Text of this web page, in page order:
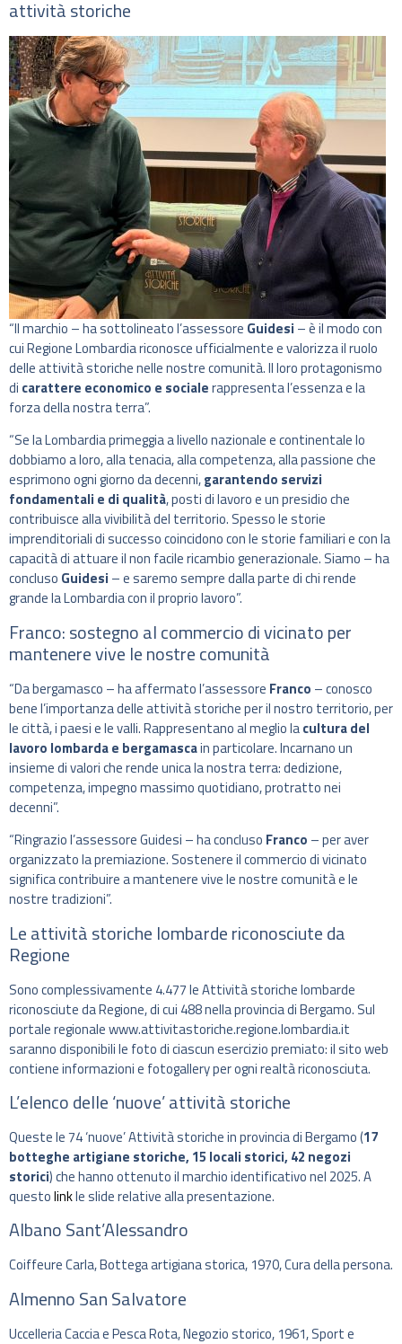
attività storiche
“Il marchio – ha sottolineato l’assessore Guidesi – è il modo con
cui Regione Lombardia riconosce ufficialmente e valorizza il ruolo
delle attività storiche nelle nostre comunità. Il loro protagonismo
di carattere economico e socialerappresenta l’essenza e la
forza della nostra terra”.
“Se la Lombardia primeggia a livello nazionale e continentale lo
dobbiamo a loro, alla tenacia, alla competenza, alla passione che
esprimono ogni giorno da decenni,garantendo servizi
fondamentali e di qualità, posti di lavoro e un presidio che
contribuisce alla vivibilità del territorio. Spesso le storie
imprenditoriali di successo coincidono con le storie familiari e con la
capacità di attuare il non facile ricambio generazionale. Siamo – ha
concluso Guidesi – e saremo sempre dalla parte di chi rende
grande la Lombardia con il proprio lavoro”.
Franco: sostegno al commercio di vicinato per
mantenere vive le nostre comunità
“Da bergamasco – ha affermato l’assessore Franco – conosco
bene l’importanza delle attività storiche per il nostro territorio, per
le città, i paesi e le valli. Rappresentano al meglio lacultura del
lavoro lombardae bergamascain particolare. Incarnano un
insieme di valori che rende unica la nostra terra: dedizione,
competenza, impegno massimo quotidiano, protratto nei
decenni”.
“Ringrazio l’assessore Guidesi – ha concluso Franco – per aver
organizzato la premiazione. Sostenere il commercio di vicinato
significa contribuire a mantenere vive le nostre comunità e le
nostre tradizioni”.
Le attività storiche lombarde riconosciute da
Regione
Sono complessivamente 4.477 le Attività storiche lombarde
riconosciute da Regione, di cui 488 nella provincia di Bergamo. Sul
portale regionale www.attivitastoriche.regione.lombardia.it
saranno disponibili le foto di ciascun esercizio premiato: il sito web
contiene informazioni e fotogallery per ogni realtà riconosciuta.
L’elenco delle ‘nuove’ attività storiche
Queste le 74 ‘nuove’ Attività storiche in provincia di Bergamo (17
botteghe artigiane storiche, 15 locali storici, 42 negozi
storici) che hanno ottenuto il marchio identificativo nel 2025. A
questolinkle slide relative alla presentazione.
Albano Sant’Alessandro
Coiffeure Carla, Bottega artigiana storica, 1970, Cura della persona.
Almenno San Salvatore
Uccelleria Caccia e Pesca Rota, Negozio storico, 1961, Sport e